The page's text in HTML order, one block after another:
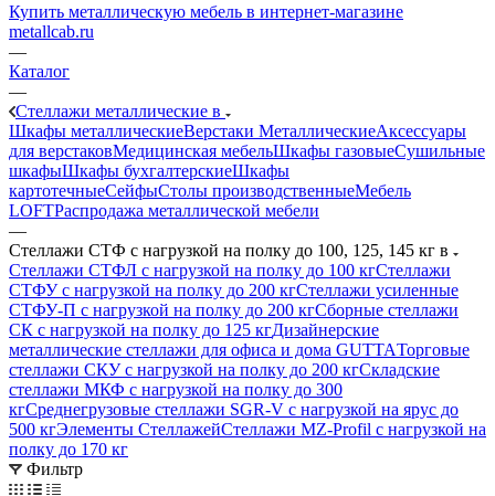
Купить металлическую мебель в интернет-магазине
metallcab.ru
—
Каталог
—
Стеллажи металлические в
Шкафы металлическиеВерстаки МеталлическиеАксессуары
для верстаковМедицинская мебельШкафы газовыеСушильные
шкафыШкафы бухгалтерскиеШкафы
картотечныеСейфыСтолы производственныеМебель
LOFTРаспродажа металлической мебели
—
Стеллажи СТФ с нагрузкой на полку до 100, 125, 145 кг в
Стеллажи СТФЛ с нагрузкой на полку до 100 кгСтеллажи
СТФУ с нагрузкой на полку до 200 кгСтеллажи усиленные
СТФУ-П с нагрузкой на полку до 200 кгСборные стеллажи
СК с нагрузкой на полку до 125 кгДизайнерские
металлические стеллажи для офиса и дома GUTTAТорговые
стеллажи СКУ с нагрузкой на полку до 200 кгСкладские
стеллажи МКФ с нагрузкой на полку до 300
кгСреднегрузовые стеллажи SGR-V с нагрузкой на ярус до
500 кгЭлементы СтеллажейСтеллажи MZ-Profil с нагрузкой на
полку до 170 кг
Фильтр